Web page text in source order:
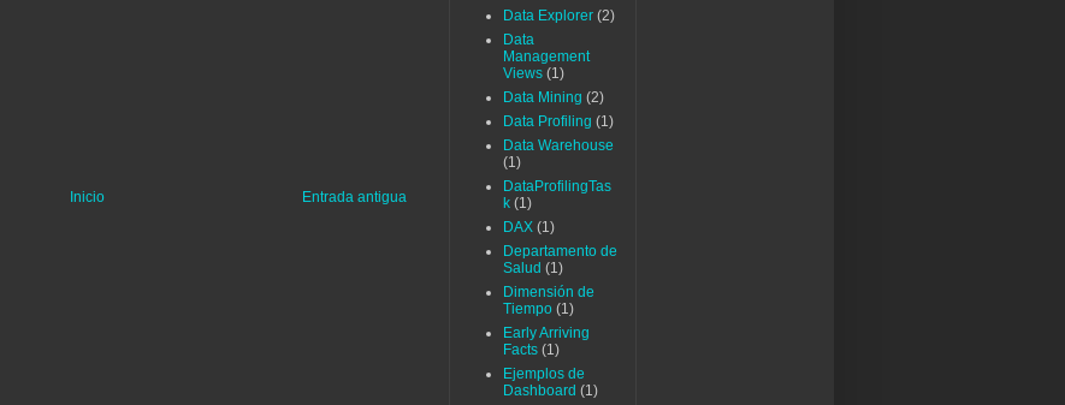
Entrada antigua
Inicio
Data Explorer (2)
Data
Management
Views (1)
Data Mining (2)
Data Profiling (1)
Data Warehouse
(1)
DataProfilingTas
k (1)
DAX (1)
Departamento de
Salud (1)
Dimensión de
Tiempo (1)
Early Arriving
Facts (1)
Ejemplos de
Dashboard (1)